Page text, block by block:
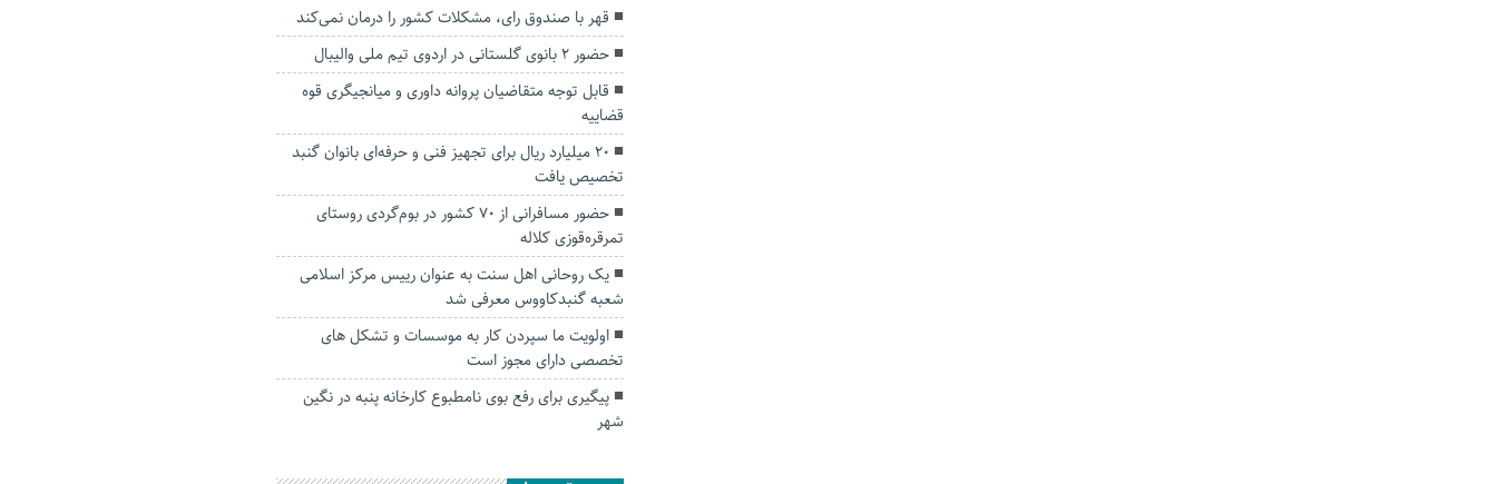
قهر با صندوق رای، مشکلات کشور را درمان نمی‌کند
حضور ۲ بانوی گلستانی در اردوی تیم ملی والیبال
قابل توجه متقاضیان پروانه داوری و میانجیگری قوه
قضاییه
۲۰ میلیارد ریال برای تجهیز فنی و حرفه‌ای بانوان گنبد
تخصیص یافت
حضور مسافرانی از ۷۰ کشور در بوم‌گردی روستای
تمرقره‌قوزی کلاله
یک روحانی اهل سنت به عنوان رییس مرکز اسلامی
شعبه گنبدکاووس معرفی شد
اولویت ما سپردن کار به موسسات و تشکل های
تخصصی دارای مجوز است
پیگیری برای رفع بوی نامطبوع کارخانه پنبه در نگین
شهر